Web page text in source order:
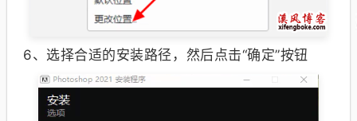
6、 选择合适的安装路径，然后点击“确定”按钮